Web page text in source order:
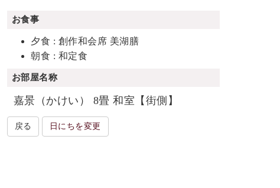
お食事
夕食 : 創作和会席 美湖膳
朝食 : 和定食
お部屋名称
嘉景（かけい） 8畳 和室【街側】
戻る 日にちを変更